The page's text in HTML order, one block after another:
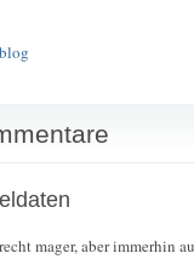
mager, aber immerhin